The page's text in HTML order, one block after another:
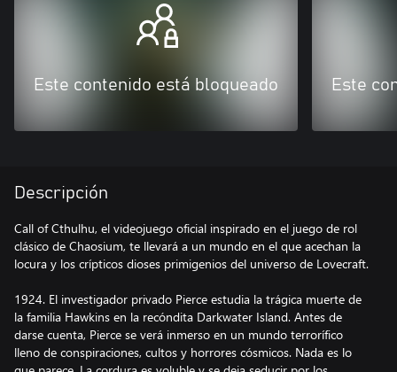
Este contenido está bloqueado Este
Descripción
Call of Cthulhu, el videojuego oficial inspirado en el juego de rol
clásico de Chaosium, te llevará a un mundo en el que acechan la
locura y los crípticos dioses primigenios del universo de Lovecraft.
1924. El investigador privado Pierce estudia la trágica muerte de
la familia Hawkins en la recóndita Darkwater Island. Antes de
darse cuenta, Pierce se verá inmerso en un mundo terrorífico
lleno de conspiraciones, cultos y horrores cósmicos. Nada es lo